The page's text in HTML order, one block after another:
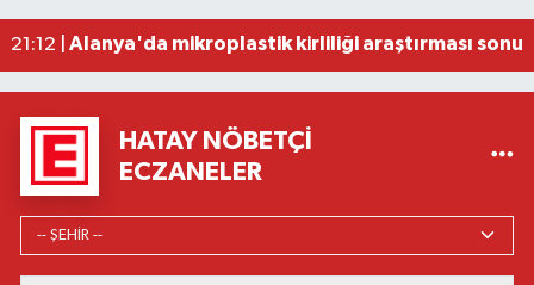
21:12 | Alanya'da mikroplastik kirliliği araştırması
HATAY NÖBETÇI
ECZANELER